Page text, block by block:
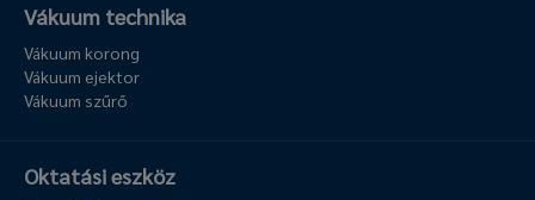
Vákuum technika
Vákuum korong
Vákuum ejektor
Vákuum szűrő
Oktatási eszköz